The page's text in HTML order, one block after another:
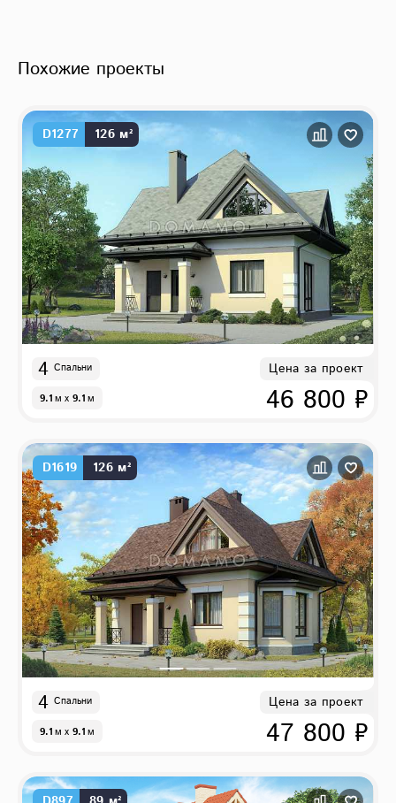
Похожие проекты
D1277 126 м²
4 Спальни
9.1м x 9.1м
Цена за проект
46 800 ₽
D1619 126 м²
4 Спальни
9.1м x 9.1м
Цена за проект
47 800 ₽